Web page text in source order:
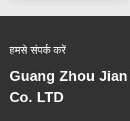
हमसे संपर्क करें
Guang Zhou
Co. LTD